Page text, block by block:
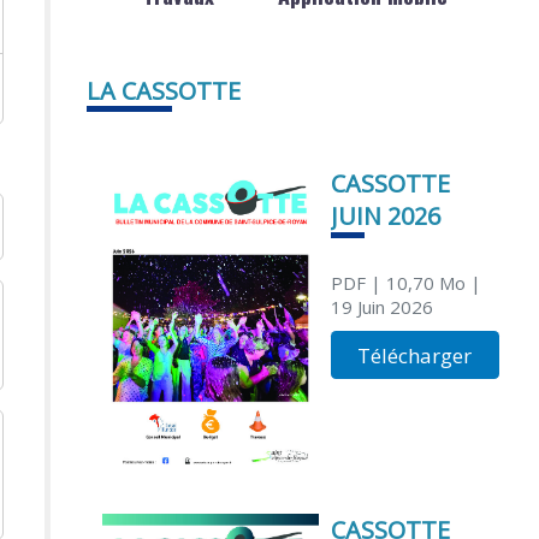
LA CASSOTTE
CASSOTTE
JUIN 2026
PDF| 10,70 Mo |
19 Juin 2026
Télécharger
CASSOTTE